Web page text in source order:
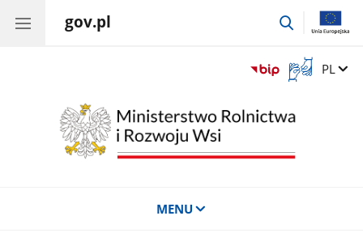
gov.pl
przejdź
Otwórz
okno
tłumaczem
migowego
Zmień
PL
MENU